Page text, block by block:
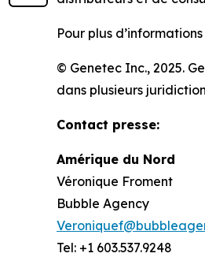
Pour plus
© Genetec Inc., 2025.
dans plusieurs
Contact presse:
Amérique du Nord
Véronique Froment
Bubble Agency
Tel: +1 603.537.9248